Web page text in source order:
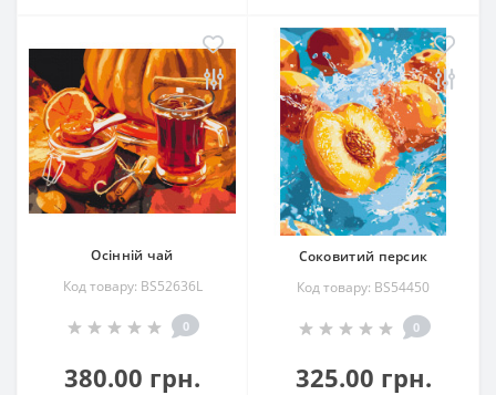
Осінній чай
Код товару: BS52636L
0
380.00 грн.
Соковитий персик
Код товару: BS54450
0
325.00 грн.